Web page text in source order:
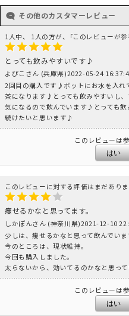
その他のカスタマーレビュー
1人中、 1人の方が、｢このレビューが参
とっても飲みやすいです♪
よぴこさん (兵庫県)2022-05-24
2回目の購入です♪ポットにお水を入れ
茶になります♪とっても飲みやすいし
気になるので飲んでいます♪とっても
続けたいと思います♪
このレビューは
はい
このレビューに対する評価はまだありま
痩せるかなと思ってます。
しかぽんさん (神奈川県)2021-12-10
少しは、痩せるかなと思って飲んでいま
今のところは、現状維持。
今回も購入しました。
太らないから、効いてるのかなと思って
このレビューは
はい